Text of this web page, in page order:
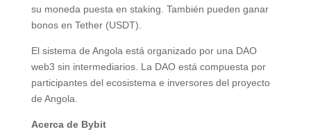
su moneda puesta en staking. También pueden ganar
bonos en Tether (USDT).
El sistema de Angola está organizado por una DAO
web3 sin intermediarios. La DAO está compuesta por
participantes del ecosistema e inversores del proyecto
de Angola.
Acerca de Bybit